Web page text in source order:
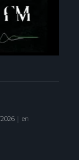
| en